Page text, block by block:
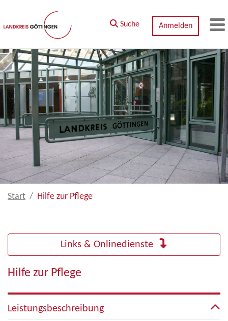
Zum Hauptinhalt springen
Suche
Anmelden
Start Hilfe zur Pflege
Links & Onlinedienste
Hilfe zur Pflege
Leistungsbeschreibung